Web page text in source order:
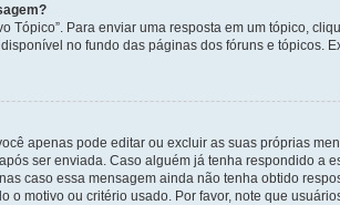
Tópico”. Para enviar uma resposta em um tópico,
no fundo das páginas dos fóruns e tópicos.
apenas pode editar ou excluir as suas próprias
ser enviada. Caso alguém já tenha respondido a
caso essa mensagem ainda não tenha obtido
motivo ou critério usado. Por favor, note que